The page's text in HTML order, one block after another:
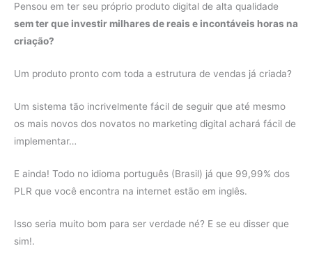
Pensou em ter seu próprio produto digital de alta qualidade
sem ter que investir milhares de reais e incontáveis horas na
criação?
Um produto pronto com toda a estrutura de vendas já criada?
Um sistema tão incrivelmente fácil de seguir que até mesmo
os mais novos dos novatos no marketing digital achará fácil de
implementar…
E ainda! Todo no idioma português (Brasil) já que 99,99% dos
PLR que você encontra na internet estão em inglês.
Isso seria muito bom para ser verdade né? E se eu disser que
sim!.